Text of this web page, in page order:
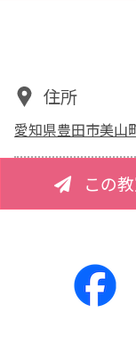
住所
愛知県豊田市美山
この